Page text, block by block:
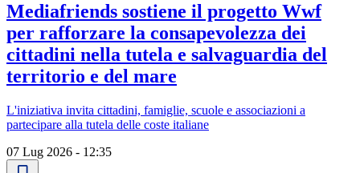
Mediafriends sostiene il progetto Wwf
per rafforzare la consapevolezza dei
cittadini nella tutela e salvaguardia del
territorio e del mare
L'iniziativa invita cittadini, famiglie, scuole e associazioni a
partecipare alla tutela delle coste italiane
07 Lug 2026 - 12:35